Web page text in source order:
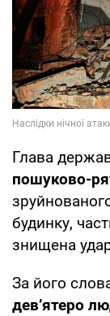
Глава
пошуково-
будинку,
знищена
За його
дев’ятеро